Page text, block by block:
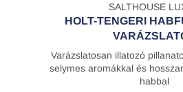
SALTHOUSE
HOLT-TENGERI
Varázslatosan illatozó
selymes aromákkal és
habbal